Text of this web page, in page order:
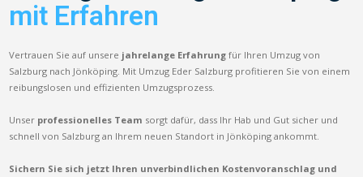
mit Erfahren
Vertrauen Sie auf unsere jahrelange Erfahrung für Ihren Umzug von
Salzburg nach Jönköping. Mit Umzug Eder Salzburg profitieren Sie von einem
reibungslosen und effizienten Umzugsprozess.
Unser professionelles Team sorgt dafür, dass Ihr Hab und Gut sicher und
schnell von Salzburg an Ihrem neuen Standort in Jönköping ankommt.
Sichern Sie sich jetzt Ihren unverbindlichen Kostenvoranschlag und